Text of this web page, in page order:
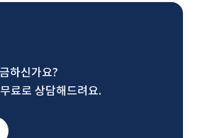
하신가요?
료로 상담해드려요.